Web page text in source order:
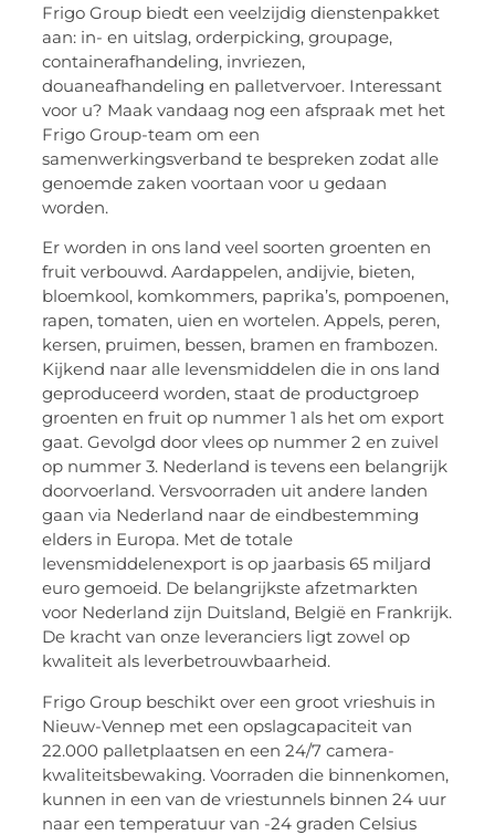
Frigo Group biedt een veelzijdig dienstenpakket
aan: in- en uitslag, orderpicking, groupage,
containerafhandeling, invriezen,
douaneafhandeling en palletvervoer. Interessant
voor u? Maak vandaag nog een afspraak met het
Frigo Group-team om een
samenwerkingsverband te bespreken zodat alle
genoemde zaken voortaan voor u gedaan
worden.
Er worden in ons land veel soorten groenten en
fruit verbouwd. Aardappelen, andijvie, bieten,
bloemkool, komkommers, paprika’s, pompoenen,
rapen, tomaten, uien en wortelen. Appels, peren,
kersen, pruimen, bessen, bramen en frambozen.
Kijkend naar alle levensmiddelen die in ons land
geproduceerd worden, staat de productgroep
groenten en fruit op nummer 1 als het om export
gaat. Gevolgd door vlees op nummer 2 en zuivel
op nummer 3. Nederland is tevens een belangrijk
doorvoerland. Versvoorraden uit andere landen
gaan via Nederland naar de eindbestemming
elders in Europa. Met de totale
levensmiddelenexport is op jaarbasis 65 miljard
euro gemoeid. De belangrijkste afzetmarkten
voor Nederland zijn Duitsland, België en Frankrijk.
De kracht van onze leveranciers ligt zowel op
kwaliteit als leverbetrouwbaarheid.
Frigo Group beschikt over een groot vrieshuis in
Nieuw-Vennep met een opslagcapaciteit van
22.000 palletplaatsen en een 24/7 camera-
kwaliteitsbewaking. Voorraden die binnenkomen,
kunnen in een van de vriestunnels binnen 24 uur
naar een temperatuur van -24 graden Celsius